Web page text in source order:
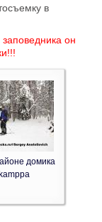
в
он
домика